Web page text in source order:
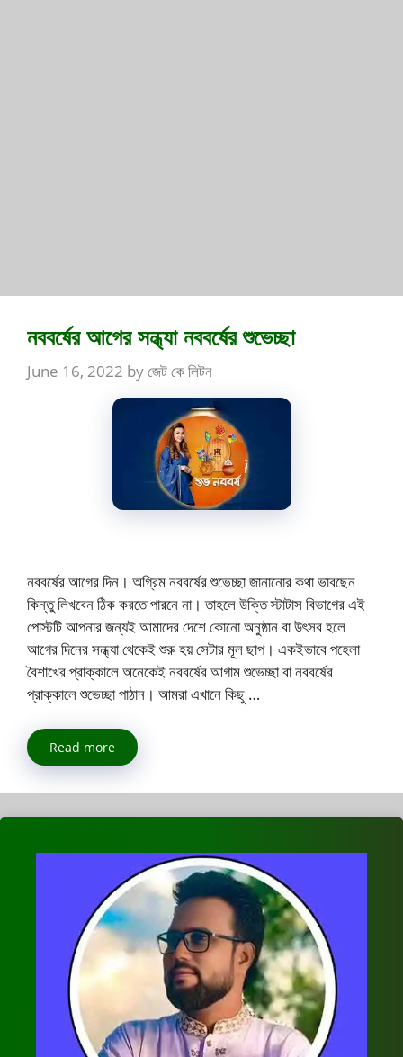
নববর্ষের আগের সন্ধ্যা নববর্ষের শুভেচ্ছা
June 16, 2022 byজেট কে লিটন
নববর্ষের আগের দিন। অগ্রিম নববর্ষের শুভেচ্ছা জানানোর কথা ভাবছেন
কিন্তু লিখবেন ঠিক করতে পারনে না। তাহলে উক্তি স্টাটাস বিভাগের এই
পোস্টটি আপনার জন্যই আমাদের দেশে কোনো অনুষ্ঠান বা উৎসব হলে
আগের দিনের সন্ধ্যা থেকেই শুরু হয় সেটার মূল ছাপ। একইভাবে পহেলা
বৈশাখের প্রাক্কালে অনেকেই নববর্ষের আগাম শুভেচ্ছা বা নববর্ষের
প্রাক্কালে শুভেচ্ছা পাঠান। আমরা এখানে কিছু …
Read more